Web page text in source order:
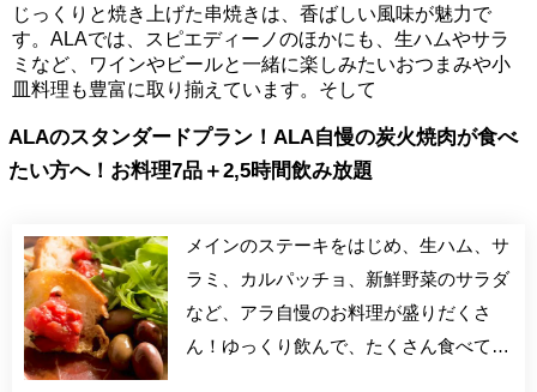
じっくりと焼き上げた串焼きは、香ばしい風味が魅力で
す。ALAでは、スピエディーノのほかにも、生ハムやサラ
ミなど、ワインやビールと一緒に楽しみたいおつまみや小
皿料理も豊富に取り揃えています。そして
ALAのスタンダードプラン！ALA自慢の炭火焼肉が食べ
たい方へ！お料理7品＋2,5時間飲み放題
メインのステーキをはじめ、生ハム、サ
ラミ、カルパッチョ、新鮮野菜のサラダ
など、アラ自慢のお料理が盛りだくさ
ん！ゆっくり飲んで、たくさん食べて、